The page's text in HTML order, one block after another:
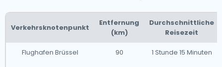
Verkehrsknotenpunkt
Entfernung
(km)
Durchschnittliche
Reisezeit
Flughafen Brüssel 90 1 Stunde 15 Minuten